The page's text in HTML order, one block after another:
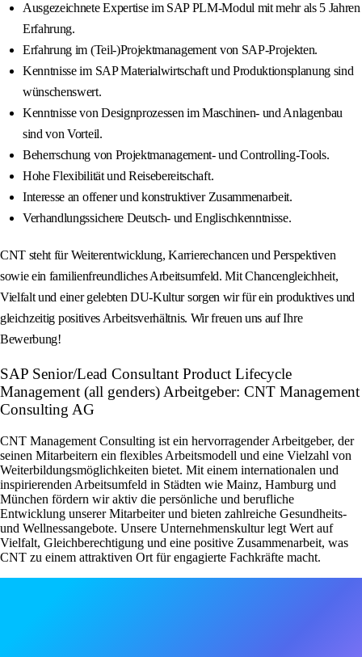
Ausgezeichnete Expertise im SAP PLM-Modul mit mehr als 5 Jahren
Erfahrung.
Erfahrung im (Teil-)Projektmanagement von SAP-Projekten.
Kenntnisse im SAP Materialwirtschaft und Produktionsplanung sind
wünschenswert.
Kenntnisse von Designprozessen im Maschinen- und Anlagenbau
sind von Vorteil.
Beherrschung von Projektmanagement- und Controlling-Tools.
Hohe Flexibilität und Reisebereitschaft.
Interesse an offener und konstruktiver Zusammenarbeit.
Verhandlungssichere Deutsch- und Englischkenntnisse.
CNT steht für Weiterentwicklung, Karrierechancen und Perspektiven
sowie ein familienfreundliches Arbeitsumfeld. Mit Chancengleichheit,
Vielfalt und einer gelebten DU-Kultur sorgen wir für ein produktives und
gleichzeitig positives Arbeitsverhältnis. Wir freuen uns auf Ihre
Bewerbung!
SAP Senior/Lead Consultant Product Lifecycle
Management (all genders) Arbeitgeber: CNT Management
Consulting AG
CNT Management Consulting ist ein hervorragender Arbeitgeber, der
seinen Mitarbeitern ein flexibles Arbeitsmodell und eine Vielzahl von
Weiterbildungsmöglichkeiten bietet. Mit einem internationalen und
inspirierenden Arbeitsumfeld in Städten wie Mainz, Hamburg und
München fördern wir aktiv die persönliche und berufliche
Entwicklung unserer Mitarbeiter und bieten zahlreiche Gesundheits-
und Wellnessangebote. Unsere Unternehmenskultur legt Wert auf
Vielfalt, Gleichberechtigung und eine positive Zusammenarbeit, was
CNT zu einem attraktiven Ort für engagierte Fachkräfte macht.